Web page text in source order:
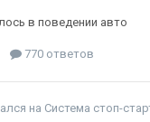
в поведении авто
770 ответов
на Cистема стоп-